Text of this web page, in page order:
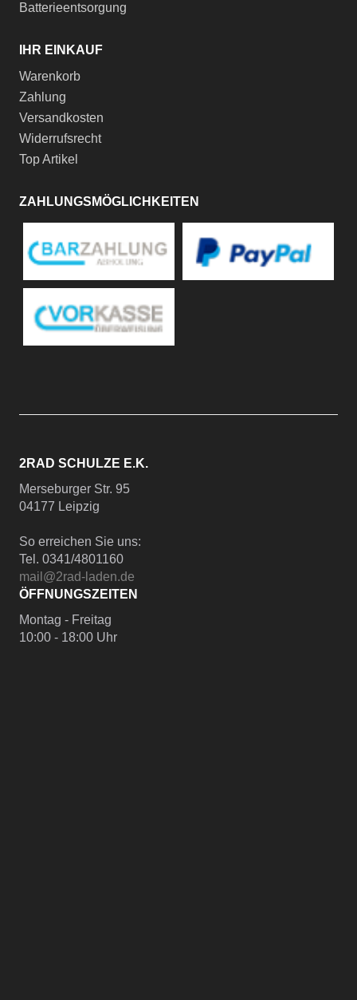
Batterieentsorgung
IHR EINKAUF
Warenkorb
Zahlung
Versandkosten
Widerrufsrecht
Top Artikel
ZAHLUNGSMÖGLICHKEITEN
2RAD SCHULZE E.K.
Merseburger Str. 95
04177 Leipzig
So erreichen Sie uns:
Tel. 0341/4801160
mail@2rad-laden.de
ÖFFNUNGSZEITEN
Montag - Freitag
10:00 - 18:00 Uhr